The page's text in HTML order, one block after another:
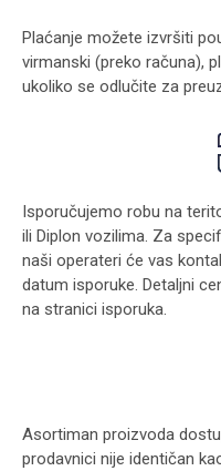
Plaćanje možete izvršiti
virmanski (preko računa),
ukoliko se odlučite za
Isporučujemo robu na
ili Diplon vozilima. Za
naši operateri će vas
datum isporuke. Detaljni
na stranici isporuka.
Asortiman proizvoda
prodavnici nije identičan